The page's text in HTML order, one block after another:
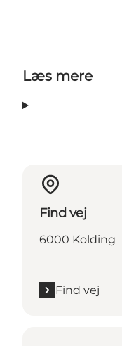
Læs mere
Find vej
6000 Kolding
Find vej